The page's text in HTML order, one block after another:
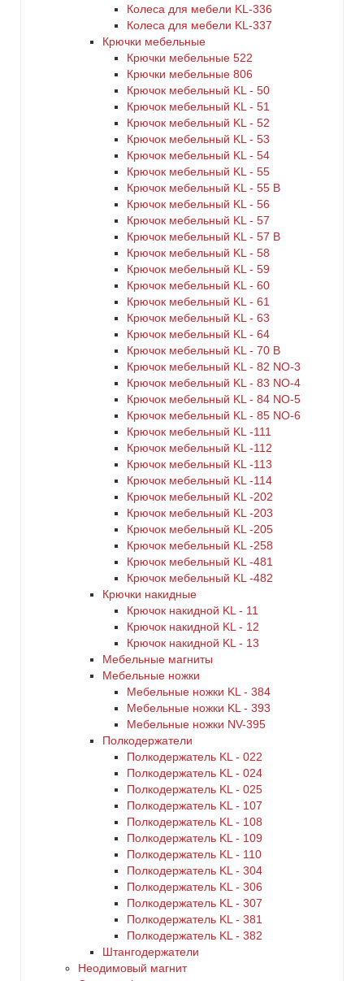
Колеса для мебели KL-336
Колеса для мебели KL-337
Крючки мебельные
Крючки мебельные 522
Крючки мебельные 806
Крючок мебельный KL - 50
Крючок мебельный KL - 51
Крючок мебельный KL - 52
Крючок мебельный KL - 53
Крючок мебельный KL - 54
Крючок мебельный KL - 55
Крючок мебельный KL - 55 B
Крючок мебельный KL - 56
Крючок мебельный KL - 57
Крючок мебельный KL - 57 B
Крючок мебельный KL - 58
Крючок мебельный KL - 59
Крючок мебельный KL - 60
Крючок мебельный KL - 61
Крючок мебельный KL - 63
Крючок мебельный KL - 64
Крючок мебельный KL - 70 B
Крючок мебельный KL - 82 NO-3
Крючок мебельный KL - 83 NO-4
Крючок мебельный KL - 84 NO-5
Крючок мебельный KL - 85 NO-6
Крючок мебельный KL -111
Крючок мебельный KL -112
Крючок мебельный KL -113
Крючок мебельный KL -114
Крючок мебельный KL -202
Крючок мебельный KL -203
Крючок мебельный KL -205
Крючок мебельный KL -258
Крючок мебельный KL -481
Крючок мебельный KL -482
Крючки накидные
Крючок накидной KL - 11
Крючок накидной KL - 12
Крючок накидной KL - 13
Мебельные магниты
Мебельные ножки
Мебельные ножки KL - 384
Мебельные ножки KL - 393
Мебельные ножки NV-395
Полкодержатели
Полкодержатель KL - 022
Полкодержатель KL - 024
Полкодержатель KL - 025
Полкодержатель KL - 107
Полкодержатель KL - 108
Полкодержатель KL - 109
Полкодержатель KL - 110
Полкодержатель KL - 304
Полкодержатель KL - 306
Полкодержатель KL - 307
Полкодержатель KL - 381
Полкодержатель KL - 382
Штангодержатели
Неодимовый магнит